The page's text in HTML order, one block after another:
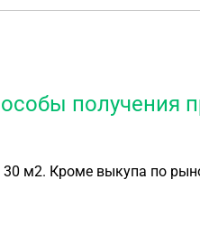
получения
30 м2. Кроме выкупа по